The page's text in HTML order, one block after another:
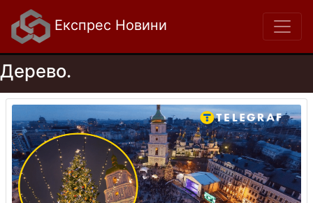
Експрес Новини
Дерево.